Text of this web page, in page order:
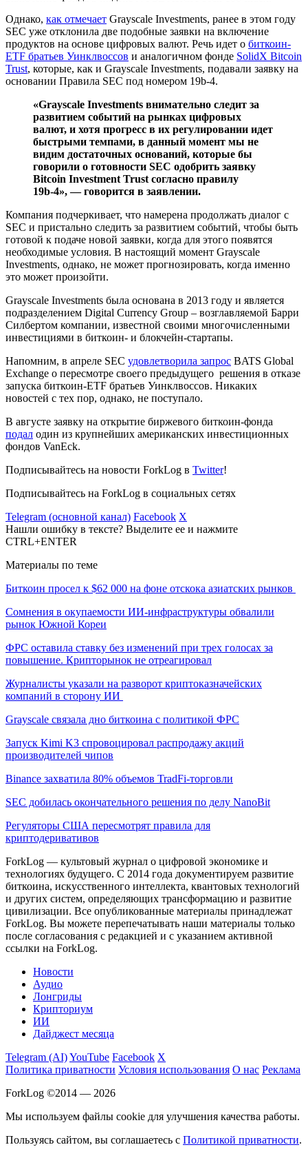
Однако, как отмечает Grayscale Investments, ранее в этом году
SEC уже отклонила две подобные заявки на включение
продуктов на основе цифровых валют. Речь идет о биткоин-
ETF братьев Уинклвоссов и аналогичном фонде SolidX Bitcoin
Trust, которые, как и Grayscale Investments, подавали заявку на
основании Правила SEC под номером 19b‑4.
«Grayscale Investments внимательно следит за
развитием событий на рынках цифровых
валют, и хотя прогресс в их регулировании идет
быстрыми темпами, в данный момент мы не
видим достаточных оснований, которые бы
говорили о готовности SEC одобрить заявку
Bitcoin Investment Trust согласно правилу
19b‑4», — говорится в заявлении.
Компания подчеркивает, что намерена продолжать диалог с
SEC и пристально следить за развитием событий, чтобы быть
готовой к подаче новой заявки, когда для этого появятся
необходимые условия. В настоящий момент Grayscale
Investments, однако, не может прогнозировать, когда именно
это может произойти.
Grayscale Investments была основана в 2013 году и является
подразделением Digital Currency Group – возглавляемой Барри
Силбертом компании, известной своими многочисленными
инвестициями в биткоин- и блокчейн-стартапы.
Напомним, в апреле SEC удовлетворила запрос BATS Global
Exchange о пересмотре своего предыдущего решения в отказе
запуска биткоин-ETF братьев Уинклвоссов. Никаких
новостей с тех пор, однако, не поступало.
В августе заявку на открытие биржевого биткоин-фонда
подал один из крупнейших американских инвестиционных
фондов VanEck.
Подписывайтесь на новости ForkLog в Twitter!
Подписывайтесь на ForkLog в социальных сетях
Telegram (основной канал) Facebook X
Нашли ошибку в тексте? Выделите ее и нажмите
CTRL+ENTER
Материалы по теме
Биткоин просел к $62 000 на фоне отскока азиатских рынков
Сомнения в окупаемости ИИ-инфраструктуры обвалили
рынок Южной Кореи
ФРС оставила ставку без изменений при трех голосах за
повышение. Крипторынок не отреагировал
Журналисты указали на разворот криптоказначейских
компаний в сторону ИИ
Grayscale связала дно биткоина с политикой ФРС
Запуск Kimi K3 спровоцировал распродажу акций
производителей чипов
Binance захватила 80% объемов TradFi-торговли
SEC добилась окончательного решения по делу NanoBit
Регуляторы США пересмотрят правила для
криптодеривативов
ForkLog — культовый журнал о цифровой экономике и
технологиях будущего. С 2014 года документируем развитие
биткоина, искусственного интеллекта, квантовых технологий
и других систем, определяющих трансформацию и развитие
цивилизации. Все опубликованные материалы принадлежат
ForkLog. Вы можете перепечатывать наши материалы только
после согласования с редакцией и с указанием активной
ссылки на ForkLog.
Новости
Аудио
Лонгриды
Крипториум
ИИ
Дайджест месяца
Telegram (AI)YouTube Facebook X
Политика приватности Условия использования О нас Реклама
ForkLog ©2014 — 2026
Мы используем файлы cookie для улучшения качества работы.
Пользуясь сайтом, вы соглашаетесь с Политикой приватности.